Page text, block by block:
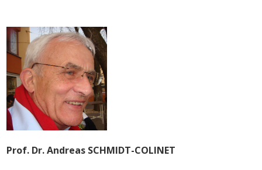
Prof. Dr. Andreas SCHMIDT-COLINET